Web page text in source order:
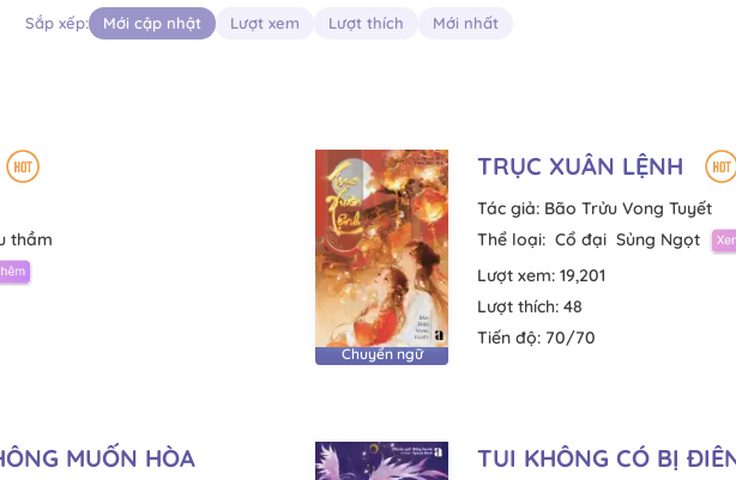
Sắp xếp: Mới cập nhật Lượt xem Lượt thích Mới nhất
thầm
Chuyển ngữ
TRỤC XUÂN LỆNH
Tác giả: Bão Trửu Vong Tuyết
Thể loại: Cổ đại Sủng Ngọt
Lượt xem: 19,201
Lượt thích: 48
Tiến độ: 70/70
MUỐN HÒA TUI KHÔNG CÓ BỊ